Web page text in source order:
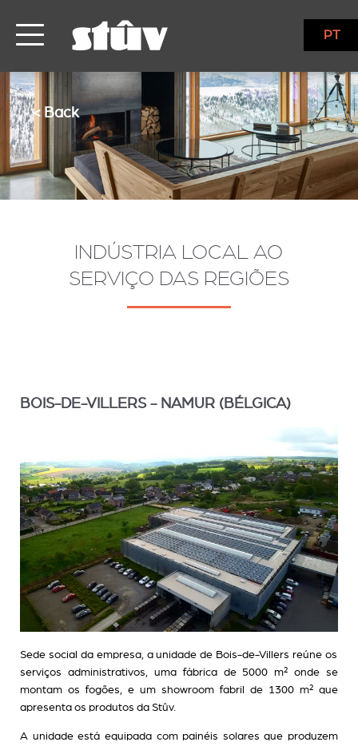
PT
< Back
INDÚSTRIA LOCAL AO
SERVIÇO DAS REGIÕES
BOIS-DE-VILLERS - NAMUR (BÉLGICA)
Sede social da empresa, a unidade de Bois-de-Villers reúne os
serviços administrativos, uma fábrica de 5000 m² onde se
montam os fogões, e um showroom fabril de 1300 m² que
apresenta os produtos da Stûv.
A unidade está equipada com painéis solares que produzem